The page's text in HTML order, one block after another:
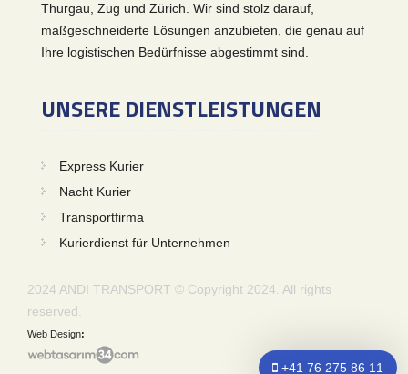
Thurgau, Zug und Zürich. Wir sind stolz darauf,
maßgeschneiderte Lösungen anzubieten, die genau auf
Ihre logistischen Bedürfnisse abgestimmt sind.
UNSERE DIENSTLEISTUNGEN
Express Kurier
Nacht Kurier
Transportfirma
Kurierdienst für Unternehmen
2024 ANDI TRANSPORT © Copyright 2024. All rights
reserved.
Web Design
+41 76 275 86 11